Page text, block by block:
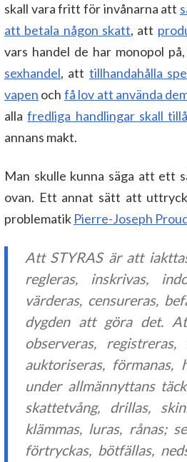
skall vara fritt för invånarna att
att betala någon skatt, att
vars handel de har monopol
sexhandel, att tillhandahålla
vapen och få lov att använda
allafredliga handlingar skall
annans makt.
Man skulle kunna säga att ett
ovan. Ett annat sätt att
problematik Pierre-Joseph
Att STYRAS är att
regleras, inskrivas,
värderas, censureras,
dygden att göra det.
observeras,
auktoriseras, förmanas,
under allmännyttans
skattetvång, drillas,
klämmas, luras, rånas;
förtryckas, bötfällas,